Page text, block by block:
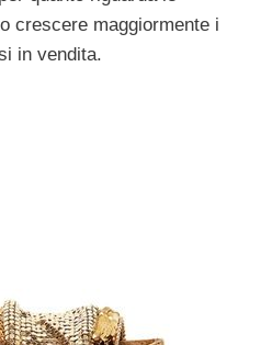
crescere maggiormente i
in vendita.